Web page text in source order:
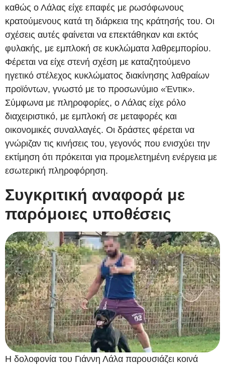
καθώς ο Λάλας είχε επαφές με ρωσόφωνους
κρατούμενους κατά τη διάρκεια της κράτησής του. Οι
σχέσεις αυτές φαίνεται να επεκτάθηκαν και εκτός
φυλακής, με εμπλοκή σε κυκλώματα λαθρεμπορίου.
Φέρεται να είχε στενή σχέση με καταζητούμενο
ηγετικό στέλεχος κυκλώματος διακίνησης λαθραίων
προϊόντων, γνωστό με το προσωνύμιο «Έντικ».
Σύμφωνα με πληροφορίες, ο Λάλας είχε ρόλο
διαχειριστικό, με εμπλοκή σε μεταφορές και
οικονομικές συναλλαγές. Οι δράστες φέρεται να
γνώριζαν τις κινήσεις του, γεγονός που ενισχύει την
εκτίμηση ότι πρόκειται για προμελετημένη ενέργεια με
εσωτερική πληροφόρηση.
Συγκριτική αναφορά με
παρόμοιες υποθέσεις
Η δολοφονία του Γιάννη Λάλα παρουσιάζει κοινά